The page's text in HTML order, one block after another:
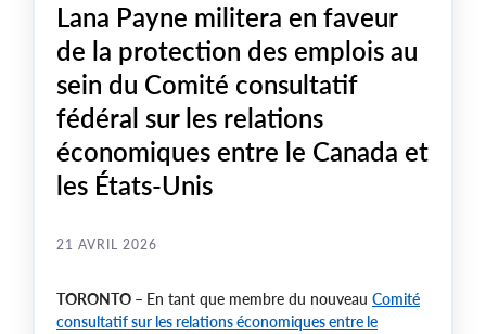
Lana Payne militera en faveur
de la protection des emplois au
sein du Comité consultatif
fédéral sur les relations
économiques entre le Canada et
les États-Unis
21 AVRIL 2026
TORONTO – En tant que membre du nouveau Comité
consultatif sur les relations économiques entre le